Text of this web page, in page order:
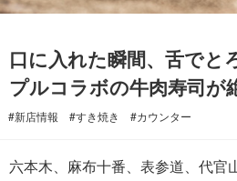
口に入れた瞬間、舌でと
プルコラボの牛肉寿司が
#新店情報 #すき焼き #カウンター
六本木、麻布十番、表参道、代官